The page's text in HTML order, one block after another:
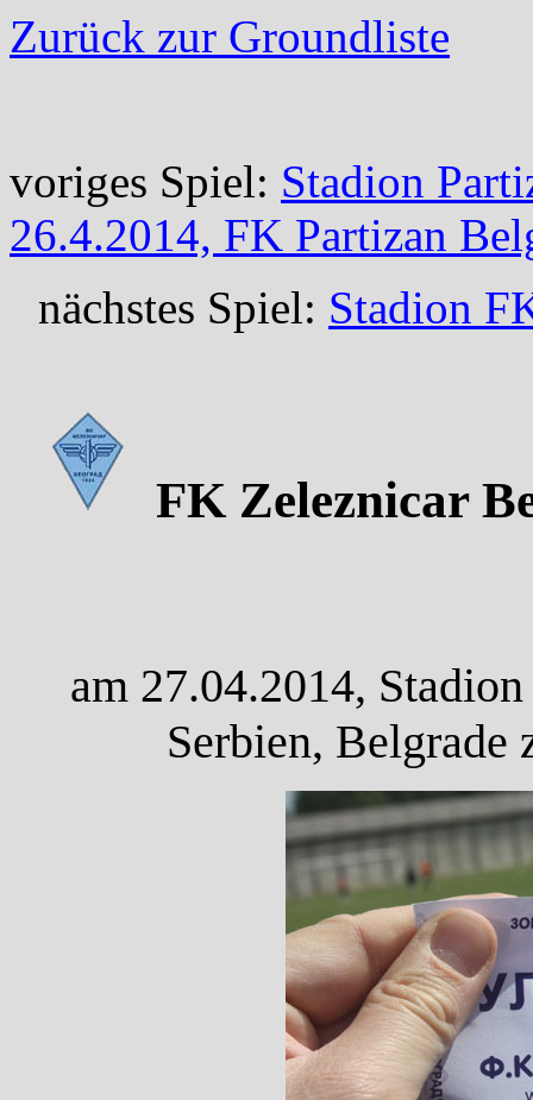
Zurück zur Groundliste
voriges Spiel: Stadion
26.4.2014, FK Partizan
nächstes Spiel: Stadion
FK Zeleznicar
am 27.04.2014,
Serbien, Belgrade